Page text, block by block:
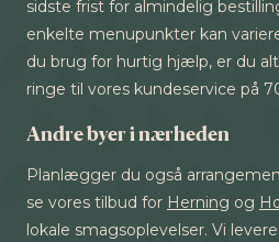
sidste frist for almindelig
enkelte menupunkter kan
du brug for hurtig hjælp, er du
ringe til vores kundeservice på
Andre byer i nærheden
Planlægger du også
se vores tilbud for Herning og
lokale smagsoplevelser. Vi